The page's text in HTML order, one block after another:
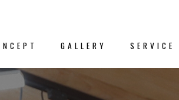
GALLERY SERVICE